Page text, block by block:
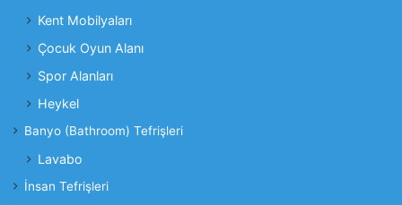
Kent Mobilyaları
Çocuk Oyun Alanı
Spor Alanları
Heykel
Banyo (Bathroom) Tefrişleri
Lavabo
İnsan Tefrişleri